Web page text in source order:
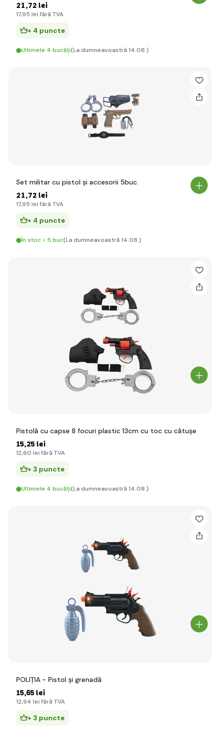
21,72 lei
17,95 lei fără TVA
+ 4 puncte
Ultimele 4 bucăți(La dumneavoastră 14.08.)
Set militar cu pistol și accesorii 5buc.
21,72 lei
17,95 lei fără TVA
+ 4 puncte
În stoc > 5 buc(La dumneavoastră 14.08.)
Pistolă cu capse 8 focuri plastic 13cm cu toc cu cătușe
15,25 lei
12,60 lei fără TVA
+ 3 puncte
Ultimele 4 bucăți(La dumneavoastră 14.08.)
POLIȚIA - Pistol și grenadă
15,65 lei
12,94 lei fără TVA
+ 3 puncte